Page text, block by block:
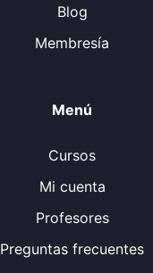
Blog
Membresía
Menú
Cursos
Mi cuenta
Profesores
Preguntas frecuentes